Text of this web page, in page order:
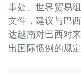
事处、世界贸易
文件，建议与巴
达越南对巴西对
出国际惯例的规定